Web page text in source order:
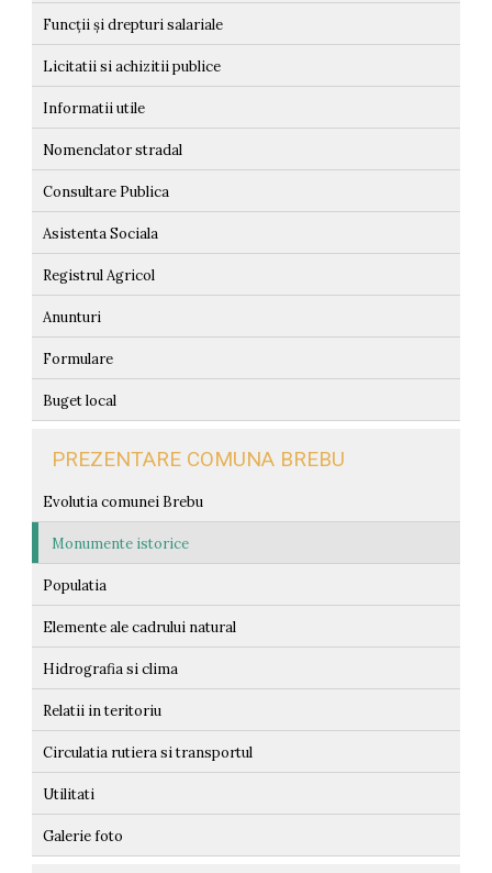
Funcții și drepturi salariale
Licitatii si achizitii publice
Informatii utile
Nomenclator stradal
Consultare Publica
Asistenta Sociala
Registrul Agricol
Anunturi
Formulare
Buget local
PREZENTARE COMUNA BREBU
Evolutia comunei Brebu
Monumente istorice
Populatia
Elemente ale cadrului natural
Hidrografia si clima
Relatii in teritoriu
Circulatia rutiera si transportul
Utilitati
Galerie foto